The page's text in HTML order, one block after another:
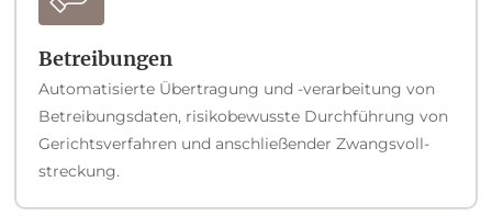
Betreibungen
Automatisierte Übertragung und -verarbeitung von
Betreibungsdaten, risikobewusste Durchführung von
Gerichtsverfahren und anschließender Zwangsvoll­
streckung.